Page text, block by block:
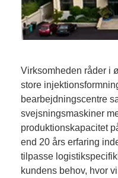
Virksomheden råder i
store
bearbejdningscentre
svejsningsmaskiner
produktionskapacitet
end 20 års erfaring
tilpasse
kundens behov, hvor